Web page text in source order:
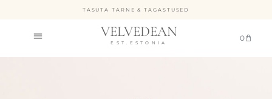
TASUTA TARNE & TAGASTUSED
VELVEDEAN
EST.ESTONIA
0